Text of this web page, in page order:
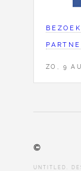
ZO, 9
©
UNTITLED.